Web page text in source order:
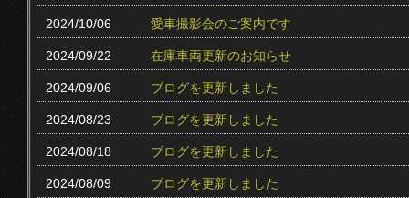
2024/10/06 愛車撮影会のご案内です
2024/09/22 在庫車両更新のお知らせ
2024/09/06 ブログを更新しました
2024/08/23 ブログを更新しました
2024/08/18 ブログを更新しました
2024/08/09 ブログを更新しました